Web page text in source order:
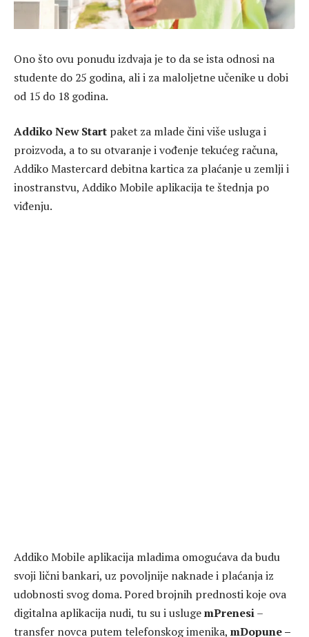
Ono što ovu ponudu izdvaja je to da se ista odnosi na
studente do 25 godina, ali i za maloljetne učenike u dobi
od 15 do 18 godina.
Addiko New Start paket za mlade čini više usluga i
proizvoda, a to su otvaranje i vođenje tekućeg računa,
Addiko Mastercard debitna kartica za plaćanje u zemlji i
inostranstvu, Addiko Mobile aplikacija te štednja po
viđenju.
Addiko Mobile aplikacija mladima omogućava da budu
svoji lični bankari, uz povoljnije naknade i plaćanja iz
udobnosti svog doma. Pored brojnih prednosti koje ova
digitalna aplikacija nudi, tu su i uslugemPrenesi–
transfer novca putem telefonskog imenika, mDopune –